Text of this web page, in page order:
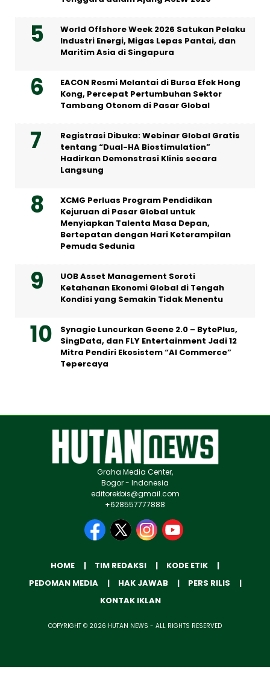
World Offshore Week 2026 Satukan Pelaku
Industri Energi, Migas Lepas Pantai, dan
Maritim Asia di Singapura
EACON Resmi Melantai di Bursa Efek Hong
Kong, Percepat Pertumbuhan Sektor
Tambang Otonom di Pasar Global
Registrasi Dibuka: Webinar Global Gratis
tentang “Dual-HA Biostimulation”
Hadirkan Demonstrasi Klinis secara
Langsung
XCMG Perluas Program Pendidikan
Kejuruan di Pasar Global untuk
Menyiapkan Talenta Masa Depan,
Bertepatan dengan Hari Keterampilan
Pemuda Sedunia
UOB Asset Management Soroti
Ketahanan Ekonomi Global di Tengah
Kondisi yang Semakin Tidak Menentu
Synagie Luncurkan Geene 2.0 – BytePlus,
SingData, dan FLY Entertainment Jadi 12
Mitra Pendiri Ekosistem “AI Commerce”
Tepercaya
Graha Media Center,
Bogor - Indonesia
editorekbis@gmail.com
+628557777888
HOME TIM REDAKSI
KODE ETIK
PEDOMAN MEDIA
HAK JAWAB
PERS RILIS
KONTAK IKLAN
COPYRIGHT © 2026 HUTAN NEWS - ALL RIGHTS RESERVED